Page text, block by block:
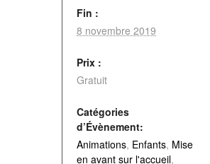
Fin :
8 novembre 2019
Prix :
Gratuit
Catégories
d’Évènement:
Animations, Enfants, Mise
en avant sur l'accueil,